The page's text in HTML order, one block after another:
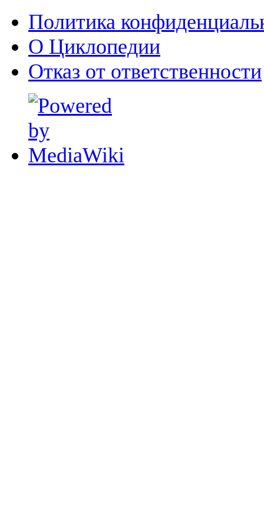
Политика
О Циклопедии
Отказ от ответственности